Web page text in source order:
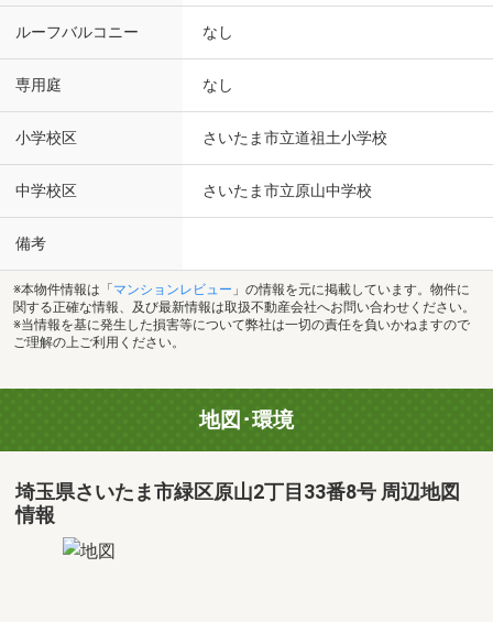
ルーフバルコニー なし
専用庭 なし
小学校区 さいたま市立道祖土小学校
中学校区 さいたま市立原山中学校
備考
※本物件情報は「 マンションレビュー 」の情報を元に掲載しています。物件に
関する正確な情報、及び最新情報は取扱不動産会社へお問い合わせください。
※当情報を基に発生した損害等について弊社は一切の責任を負いかねますので
ご理解の上ご利用ください。
地図･環境
埼玉県さいたま市緑区原山2丁目33番8号 周辺地図
情報